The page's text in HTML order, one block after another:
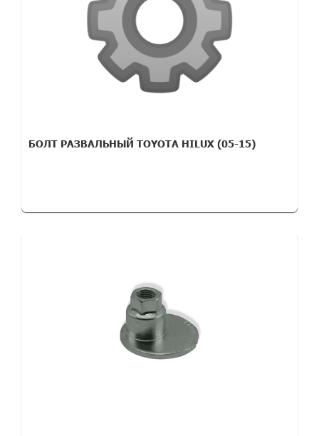
БОЛТ РАЗВАЛЬНЫЙ TOYOTA HILUX (05-15)